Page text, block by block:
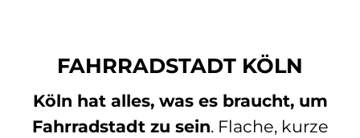
FAHRRADSTADT KÖLN
Köln hat alles, was es braucht, um
Fahrradstadt zu sein. Flache, kurze